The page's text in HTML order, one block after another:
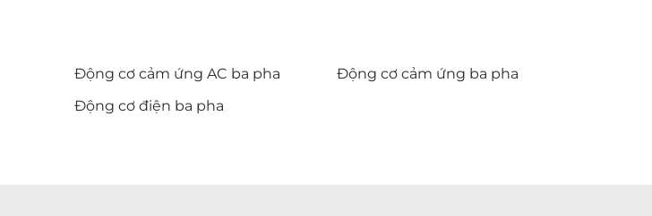
Động cơ cảm ứng AC ba pha
Động cơ cảm ứng ba pha
Động cơ điện ba pha